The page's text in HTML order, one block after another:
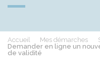
Accueil Mes démarches
Demander en ligne un
de validité